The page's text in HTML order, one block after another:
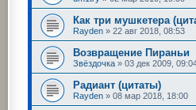
Как три мушкетера
Rayden » 22 авг 2018, 08:53
Возвращение Пираньи
Звёздочка » 03 дек 2009,
Радиант (цитаты)
Rayden » 08 мар 2018, 18:00